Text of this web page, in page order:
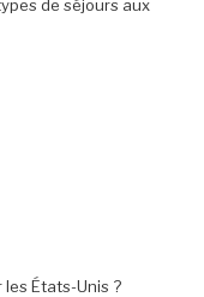
de séjours aux
les États-Unis ?